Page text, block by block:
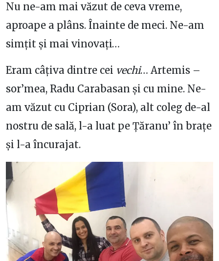
Nu ne-am mai văzut de ceva vreme,
aproape a plâns. Înainte de meci. Ne-am
simțit și mai vinovați…
Eram câțiva dintre cei vechi… Artemis –
sor’mea, Radu Carabasan și cu mine. Ne-
am văzut cu Ciprian (Sora), alt coleg de-al
nostru de sală, l-a luat pe Țăranu’ în brațe
și l-a încurajat.